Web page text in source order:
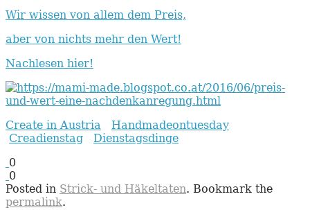
Wir wissen von allem dem Preis,
aber von nichts mehr den Wert!
Nachlesen hier!
Create in Austria
Handmadeontuesday
Creadienstag
Dienstagsdinge
0
0
Posted in Strick- und Häkeltaten. Bookmark the
permalink.